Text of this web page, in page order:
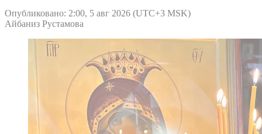
Опубликовано: 2:00, 5 авг 2026 (UTC+3 MSK)
Айбаниз Рустамова